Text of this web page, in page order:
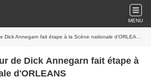
MENU
Dick Annegarn fait étape à la Scène nationale d'ORLEANS
Annegarn fait étape à
d'ORLEANS